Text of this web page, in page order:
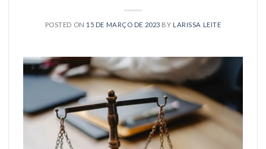
POSTED ON 15 DE MARÇO DE 2023 BY LARISSA LEITE